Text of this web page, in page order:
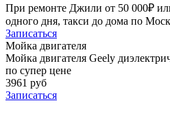
При ремонте Джили от 50 000₽
одного дня, такси до дома по
Записаться
Мойка двигателя
Мойка двигателя Geely
по супер цене
3961 руб
Записаться